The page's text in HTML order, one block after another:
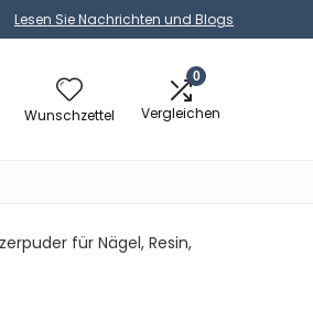
Lesen Sie Nachrichten und Blogs
Wunschzettel
0
Vergleichen
für Nägel, Resin,